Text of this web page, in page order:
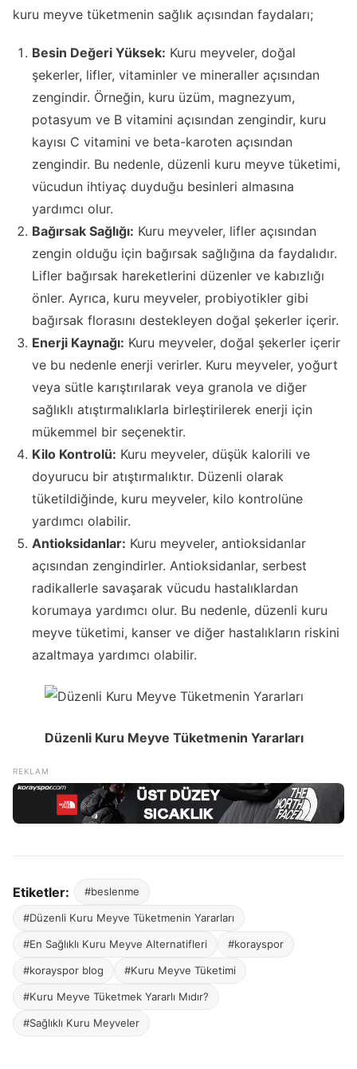
kuru meyve tüketmenin sağlık açısından faydaları;
Besin Değeri Yüksek: Kuru meyveler, doğal
şekerler, lifler, vitaminler ve mineraller açısından
zengindir. Örneğin, kuru üzüm, magnezyum,
potasyum ve B vitamini açısından zengindir, kuru
kayısı C vitamini ve beta-karoten açısından
zengindir. Bu nedenle, düzenli kuru meyve tüketimi,
vücudun ihtiyaç duyduğu besinleri almasına
yardımcı olur.
Bağırsak Sağlığı: Kuru meyveler, lifler açısından
zengin olduğu için bağırsak sağlığına da faydalıdır.
Lifler bağırsak hareketlerini düzenler ve kabızlığı
önler. Ayrıca, kuru meyveler, probiyotikler gibi
bağırsak florasını destekleyen doğal şekerler içerir.
Enerji Kaynağı: Kuru meyveler, doğal şekerler içerir
ve bu nedenle enerji verirler. Kuru meyveler, yoğurt
veya sütle karıştırılarak veya granola ve diğer
sağlıklı atıştırmalıklarla birleştirilerek enerji için
mükemmel bir seçenektir.
Kilo Kontrolü: Kuru meyveler, düşük kalorili ve
doyurucu bir atıştırmalıktır. Düzenli olarak
tüketildiğinde, kuru meyveler, kilo kontrolüne
yardımcı olabilir.
Antioksidanlar: Kuru meyveler, antioksidanlar
açısından zengindirler. Antioksidanlar, serbest
radikallerle savaşarak vücudu hastalıklardan
korumaya yardımcı olur. Bu nedenle, düzenli kuru
meyve tüketimi, kanser ve diğer hastalıkların riskini
azaltmaya yardımcı olabilir.
Düzenli Kuru Meyve Tüketmenin Yararları
Etiketler: #beslenme
#Düzenli Kuru Meyve Tüketmenin Yararları
#En Sağlıklı Kuru Meyve Alternatifleri #korayspor
#korayspor blog #Kuru Meyve Tüketimi
#Kuru Meyve Tüketmek Yararlı Mıdır?
#Sağlıklı Kuru Meyveler